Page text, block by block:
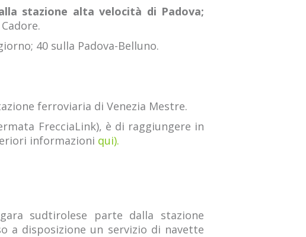
stazione alta velocità di Padova;
40 sulla Padova-Belluno.
ferroviaria di Venezia Mestre.
FrecciaLink), è di raggiungere in
informazioni qui).
sudtirolese parte dalla stazione
a disposizione un servizio di navette